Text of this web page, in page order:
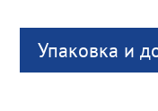
Упаковка и